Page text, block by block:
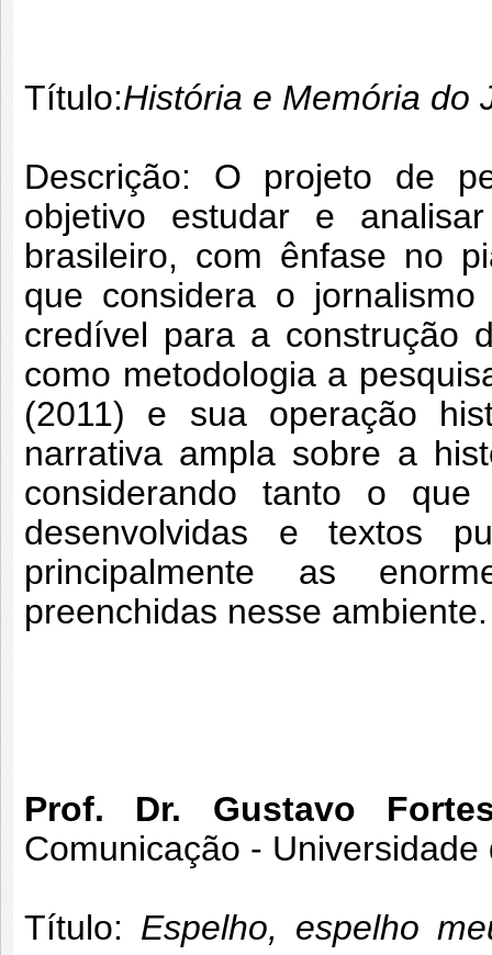
Título:História e Memória do
Descrição: O projeto de
objetivo estudar e
brasileiro, com ênfase no
que considera o
credível para a construção
como metodologia a
(2011) e sua operação
narrativa ampla sobre a
considerando tanto o
desenvolvidas e textos
principalmente as
preenchidas nesse ambiente.
Prof. Dr. Gustavo
Comunicação -
Título: Espelho, espelho